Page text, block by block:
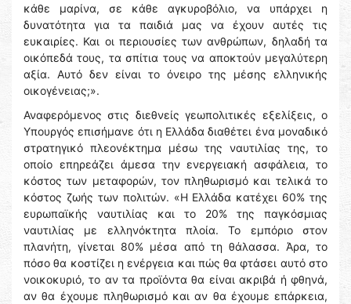
κάθε μαρίνα, σε κάθε αγκυροβόλιο, να υπάρχει η
δυνατότητα για τα παιδιά μας να έχουν αυτές τις
ευκαιρίες. Και οι περιουσίες των ανθρώπων, δηλαδή τα
οικόπεδά τους, τα σπίτια τους να αποκτούν μεγαλύτερη
αξία. Αυτό δεν είναι το όνειρο της μέσης ελληνικής
οικογένειας;».
Αναφερόμενος στις διεθνείς γεωπολιτικές εξελίξεις, ο
Υπουργός επισήμανε ότι η Ελλάδα διαθέτει ένα μοναδικό
στρατηγικό πλεονέκτημα μέσω της ναυτιλίας της, το
οποίο επηρεάζει άμεσα την ενεργειακή ασφάλεια, το
κόστος των μεταφορών, τον πληθωρισμό και τελικά το
κόστος ζωής των πολιτών. «Η Ελλάδα κατέχει 60% της
ευρωπαϊκής ναυτιλίας και το 20% της παγκόσμιας
ναυτιλίας με ελληνόκτητα πλοία. Το εμπόριο στον
πλανήτη, γίνεται 80% μέσα από τη θάλασσα. Άρα, το
πόσο θα κοστίζει η ενέργεια και πώς θα φτάσει αυτό στο
νοικοκυριό, το αν τα προϊόντα θα είναι ακριβά ή φθηνά,
αν θα έχουμε πληθωρισμό και αν θα έχουμε επάρκεια,